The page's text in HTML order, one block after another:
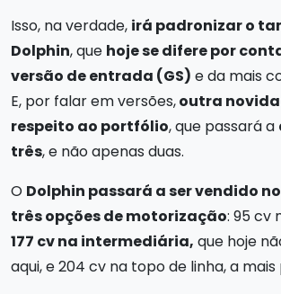
Isso, na verdade, irá padronizar o
Dolphin, que hoje se difere por
versão de entrada (GS) e da mais
E, por falar em versões,outra
respeito ao portfólio, que passará a
três, e não apenas duas.
O Dolphin passará a ser vendido
três opções de motorização: 95 cv
177 cv na intermediária, que hoje
aqui, e 204 cv na topo de linha, a